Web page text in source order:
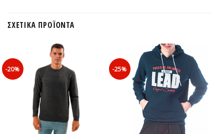
ΣΧΕΤΙΚΆ ΠΡΟΪΌΝΤΑ
-20% -25%